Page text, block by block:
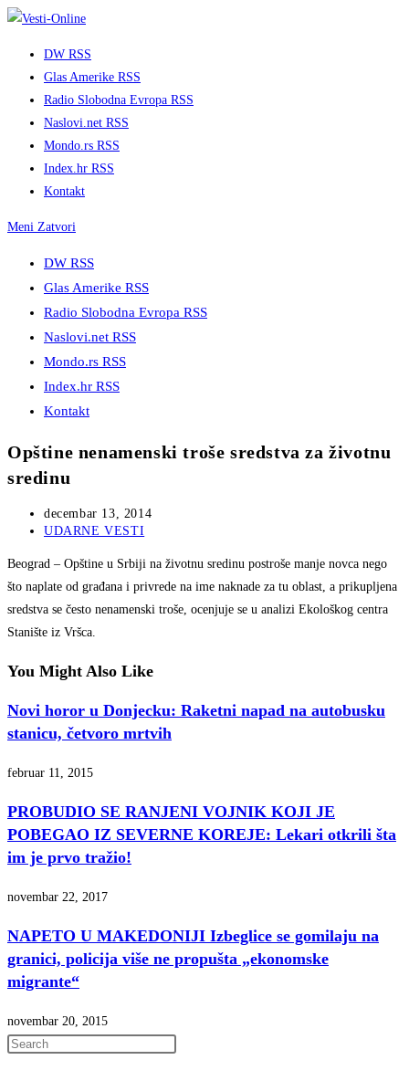
Skip
DW RSS
Glas Amerike RSS
Radio Slobodna Evropa RSS
Naslovi.net RSS
Mondo.rs RSS
Index.hr RSS
Kontakt
Meni Zatvori
DW RSS
Glas Amerike RSS
Radio Slobodna Evropa RSS
Naslovi.net RSS
Mondo.rs RSS
Index.hr RSS
Kontakt
Opštine nenamenski troše sredstva za životnu
sredinu
Post
published:
decembar 13, 2014
Post
UDARNE VESTI
Beograd – Opštine u Srbiji na životnu sredinu postroše manje novca nego
što naplate od građana i privrede na ime naknade za tu oblast, a prikupljena
sredstva se često nenamenski troše, ocenjuje se u analizi Ekološkog centra
Stanište iz Vršca.
You Might Also Like
Novi horor u Donjecku: Raketni napad na autobusku
stanicu, četvoro mrtvih
februar 11, 2015
PROBUDIO SE RANJENI VOJNIK KOJI JE
POBEGAO IZ SEVERNE KOREJE: Lekari otkrili šta
im je prvo tražio!
novembar 22, 2017
NAPETO U MAKEDONIJI Izbeglice se gomilaju na
granici, policija više ne propušta „ekonomske
migrante“
novembar 20, 2015